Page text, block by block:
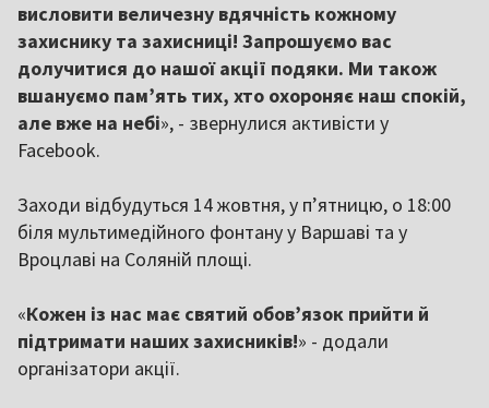
висловити величезну вдячність кожному
захиснику та захисниці! Запрошуємо вас
долучитися до нашої акції подяки. Ми також
вшануємо пам’ять тих, хто охороняє наш спокій,
але вже на небі», - звернулися активісти у
Facebook.
Заходи відбудуться 14 жовтня, у п’ятницю, о 18:00
біля мультимедійного фонтану у Варшаві та у
Вроцлаві на Соляній площі.
«Кожен із нас має святий обов’язок прийти й
підтримати наших захисників!» - додали
організатори акції.